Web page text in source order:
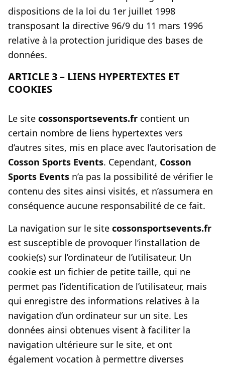
dispositions de la loi du 1er juillet 1998
transposant la directive 96/9 du 11 mars 1996
relative à la protection juridique des bases de
données.
ARTICLE 3 – LIENS HYPERTEXTES ET
COOKIES
Le site cossonsportsevents.fr contient un
certain nombre de liens hypertextes vers
d’autres sites, mis en place avec l’autorisation de
Cosson Sports Events. Cependant, Cosson
Sports Events n’a pas la possibilité de vérifier le
contenu des sites ainsi visités, et n’assumera en
conséquence aucune responsabilité de ce fait.
La navigation sur le site cossonsportsevents.fr
est susceptible de provoquer l’installation de
cookie(s) sur l’ordinateur de l’utilisateur. Un
cookie est un fichier de petite taille, qui ne
permet pas l’identification de l’utilisateur, mais
qui enregistre des informations relatives à la
navigation d’un ordinateur sur un site. Les
données ainsi obtenues visent à faciliter la
navigation ultérieure sur le site, et ont
également vocation à permettre diverses